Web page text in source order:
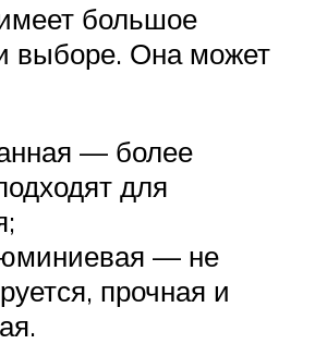
большое
выборе. Она может
— более
для
— не
прочная и